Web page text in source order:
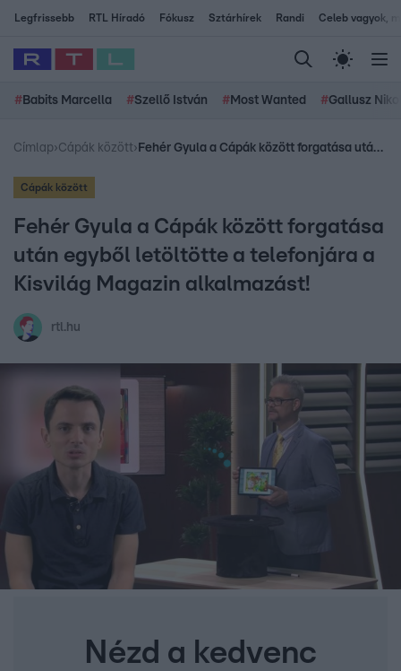
Legfrissebb RTL Híradó Fókusz Sztárhírek Randi Celeb vagyok,
# Babits Marcella #Szellő István # Most Wanted #Gallusz
Címlap›Cápák között› Fehér Gyula a Cápák között forgatása után egyből letöltötte a telefonjára a Kisvilág Magazin alkalmazást!
Cápák között
Fehér Gyula a Cápák között forgatása
után egyből letöltötte a telefonjára a
Kisvilág Magazin alkalmazást!
rtl.hu
Nézd a kedvenc